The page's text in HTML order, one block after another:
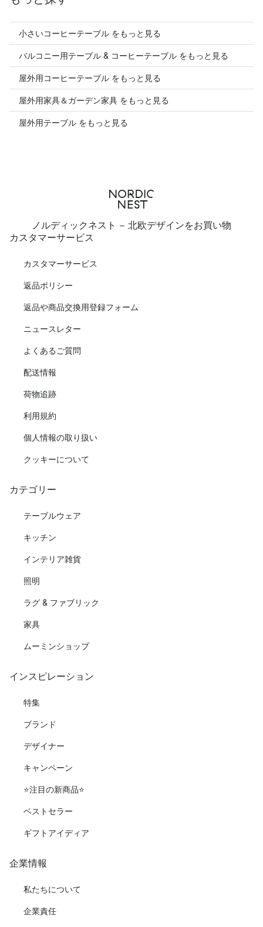
小さいコーヒーテーブル をもっと見る
バルコニー用テーブル & コーヒーテーブル をもっと見る
屋外用コーヒーテーブル をもっと見る
屋外用家具＆ガーデン家具 をもっと見る
屋外用テーブル をもっと見る
ノルディックネスト - 北欧デザインをお買い物
カスタマーサービス
カスタマーサービス
返品ポリシー
返品や商品交換用登録フォーム
ニュースレター
よくあるご質問
配送情報
荷物追跡
利用規約
個人情報の取り扱い
クッキーについて
カテゴリー
テーブルウェア
キッチン
インテリア雑貨
照明
ラグ & ファブリック
家具
ムーミンショップ
インスピレーション
特集
ブランド
デザイナー
キャンペーン
⭐️注目の新商品⭐️
ベストセラー
ギフトアイディア
企業情報
私たちについて
企業責任